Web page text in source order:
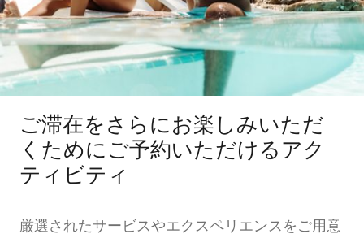
ご滞在をさらにお楽しみいただ
くためにご予約いただけるアク
ティビティ
厳選されたサービスやエクスペリエンスをご用意